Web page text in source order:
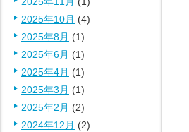
2025年10月 (4)
2025年8月 (1)
2025年6月 (1)
2025年4月 (1)
2025年3月 (1)
2025年2月 (2)
2024年12月 (2)